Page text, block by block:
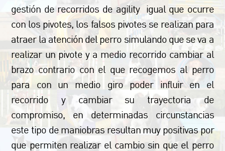
gestión de recorridos de agility igual que ocurre
con los pivotes, los falsos pivotes se realizan para
atraer la atención del perro simulando que se va a
realizar un pivote y a medio recorrido cambiar al
brazo contrario con el que recogemos al perro
para con un medio giro poder influir en el
recorrido y cambiar su trayectoria de
compromiso, en determinadas circunstancias
este tipo de maniobras resultan muy positivas por
que permiten realizar el cambio sin que el perro